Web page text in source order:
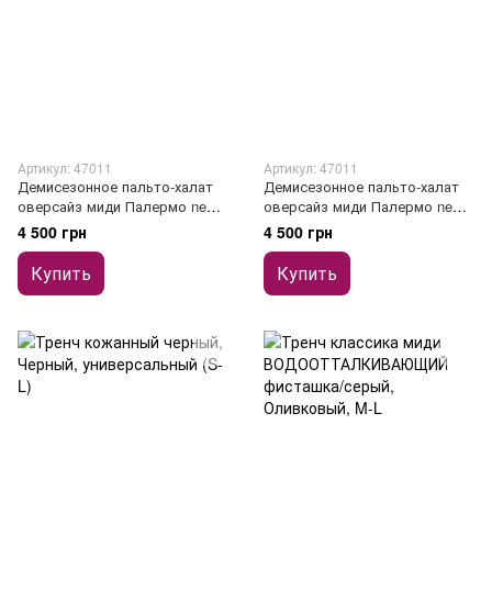
Артикул: 47011
Демисезонное пальто-халат
оверсайз миди Палермо new
серое диагональ
4 500 грн
Купить
Артикул: 47011
Демисезонное пальто-халат
оверсайз миди Палермо new
мокко
4 500 грн
Купить